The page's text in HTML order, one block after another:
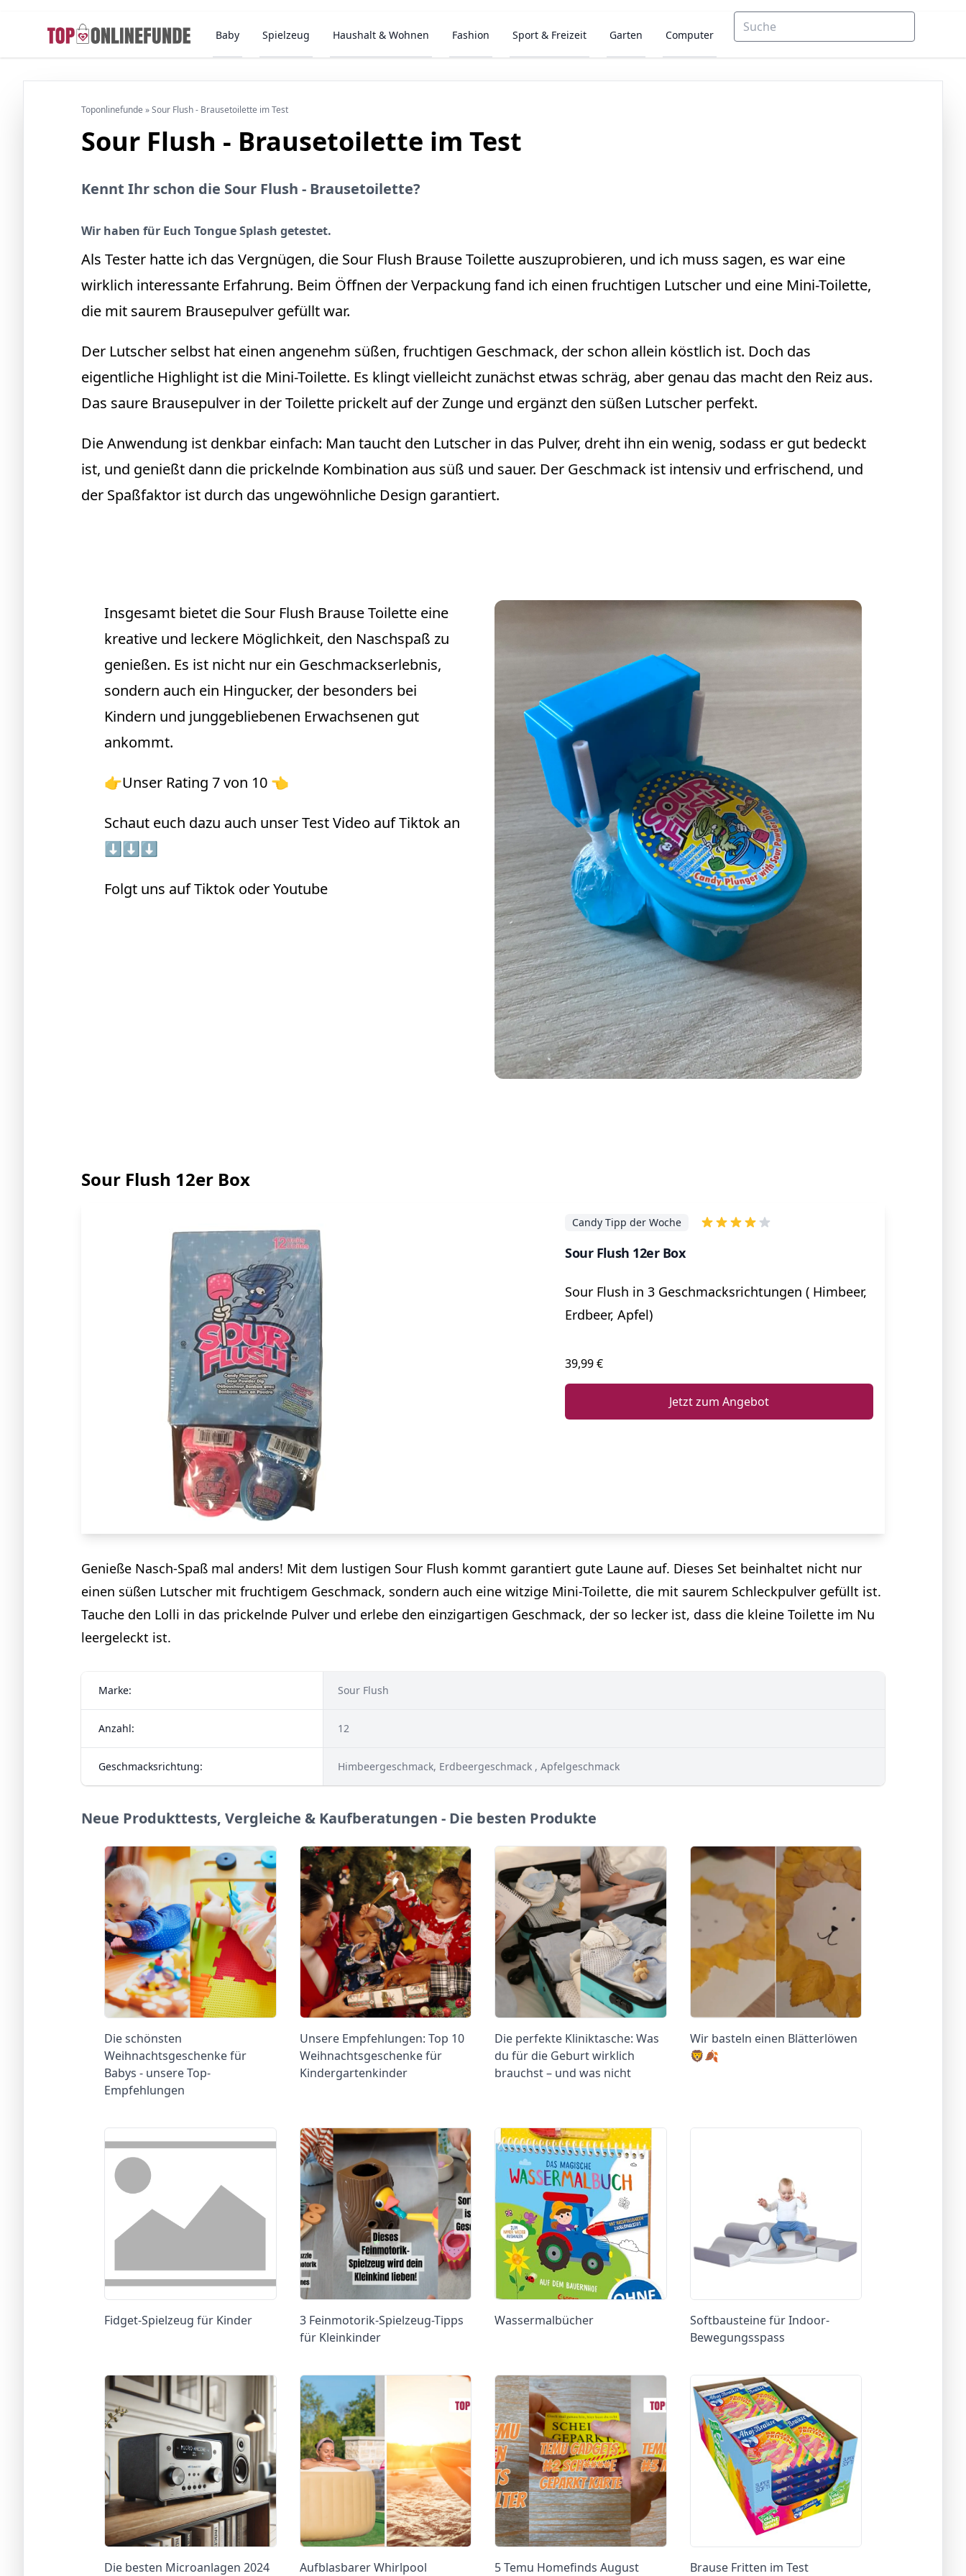
Baby Spielzeug Haushalt & Wohnen Fashion Sport & Freizeit Garten Computer
Toponlinefunde »Sour Flush - Brausetoilette im Test
Sour Flush - Brausetoilette im Test
Kennt Ihr schon die Sour Flush - Brausetoilette?
Wir haben für Euch Tongue Splash getestet.
Als Tester hatte ich das Vergnügen, die Sour Flush Brause Toilette auszuprobieren, und ich muss sagen, es war eine
wirklich interessante Erfahrung. Beim Öffnen der Verpackung fand ich einen fruchtigen Lutscher und eine Mini-Toilette,
die mit saurem Brausepulver gefüllt war.
Der Lutscher selbst hat einen angenehm süßen, fruchtigen Geschmack, der schon allein köstlich ist. Doch das
eigentliche Highlight ist die Mini-Toilette. Es klingt vielleicht zunächst etwas schräg, aber genau das macht den Reiz aus.
Das saure Brausepulver in der Toilette prickelt auf der Zunge und ergänzt den süßen Lutscher perfekt.
Die Anwendung ist denkbar einfach: Man taucht den Lutscher in das Pulver, dreht ihn ein wenig, sodass er gut bedeckt
ist, und genießt dann die prickelnde Kombination aus süß und sauer. Der Geschmack ist intensiv und erfrischend, und
der Spaßfaktor ist durch das ungewöhnliche Design garantiert.
Insgesamt bietet die Sour Flush Brause Toilette eine
kreative und leckere Möglichkeit, den Naschspaß zu
genießen. Es ist nicht nur ein Geschmackserlebnis,
sondern auch ein Hingucker, der besonders bei
Kindern und junggebliebenen Erwachsenen gut
ankommt.
👉Unser Rating 7 von 10 👈
Schaut euch dazu auch unser Test Video auf Tiktok an
⬇️⬇️⬇️
Folgt uns auf Tiktok oder Youtube
Sour Flush 12er Box
Sour Flush 12er Box
Candy Tipp der Woche
Sour Flush in 3 Geschmacksrichtungen ( Himbeer,
Erdbeer, Apfel)
39,99 €
Jetzt zum Angebot
Genieße Nasch-Spaß mal anders! Mit dem lustigen Sour Flush kommt garantiert gute Laune auf. Dieses Set beinhaltet nicht nur
einen süßen Lutscher mit fruchtigem Geschmack, sondern auch eine witzige Mini-Toilette, die mit saurem Schleckpulver gefüllt ist.
Tauche den Lolli in das prickelnde Pulver und erlebe den einzigartigen Geschmack, der so lecker ist, dass die kleine Toilette im Nu
leergeleckt ist.
Marke: ㅤ Sour Flush
Anzahl: ㅤ 12
Geschmacksrichtung: ㅤ Himbeergeschmack, Erdbeergeschmack , Apfelgeschmack
Neue Produkttests, Vergleiche & Kaufberatungen - Die besten Produkte
Die schönsten
Weihnachtsgeschenke für
Babys - unsere Top-
Empfehlungen
Unsere Empfehlungen: Top 10
Weihnachtsgeschenke für
Kindergartenkinder
Die perfekte Kliniktasche: Was
du für die Geburt wirklich
brauchst – und was nicht
Wir basteln einen Blätterlöwen
🦁🍂
Fidget-Spielzeug für Kinder
3 Feinmotorik-Spielzeug-Tipps
für Kleinkinder
Wassermalbücher
Softbausteine für Indoor-
Bewegungsspass
Die besten Microanlagen 2024 Aufblasbarer Whirlpool 5 Temu Homefinds August Brause Fritten im Test